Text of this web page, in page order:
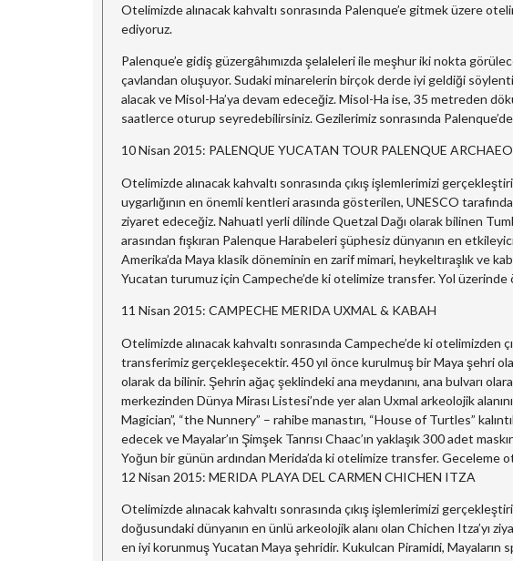
Otelimizde alınacak kahvaltı sonrasında Palenque’e gitmek üzere
ediyoruz.
Palenque’e gidiş güzergâhımızda şelaleleri ile meşhur iki nokta
çavlandan oluşuyor. Sudaki minarelerin birçok derde iyi geldiği
alacak ve Misol-Ha’ya devam edeceğiz. Misol-Ha ise, 35 metreden
saatlerce oturup seyredebilirsiniz. Gezilerimiz sonrasında
10 Nisan 2015: PALENQUE YUCATAN TOUR PALENQUE
Otelimizde alınacak kahvaltı sonrasında çıkış işlemlerimizi
uygarlığının en önemli kentleri arasında gösterilen, UNESCO
ziyaret edeceğiz. Nahuatl yerli dilinde Quetzal Dağı olarak bilinen
arasından fışkıran Palenque Harabeleri şüphesiz dünyanın en
Amerika’da Maya klasik döneminin en zarif mimari, heykeltıraşlık ve
Yucatan turumuz için Campeche’de ki otelimize transfer. Yol
11 Nisan 2015: CAMPECHE MERIDA UXMAL & KABAH
Otelimizde alınacak kahvaltı sonrasında Campeche’de ki otelimizden
transferimiz gerçekleşecektir. 450 yıl önce kurulmuş bir Maya şehri
olarak da bilinir. Şehrin ağaç şeklindeki ana meydanını, ana bulvarı
merkezinden Dünya Mirası Listesi’nde yer alan Uxmal arkeolojik
Magician”, “the Nunnery” – rahibe manastırı, “House of Turtles”
edecek ve Mayalar’ın Şimşek Tanrısı Chaac’ın yaklaşık 300 adet
Yoğun bir günün ardından Merida’da ki otelimize transfer. Geceleme
12 Nisan 2015: MERIDA PLAYA DEL CARMEN CHICHEN ITZA
Otelimizde alınacak kahvaltı sonrasında çıkış işlemlerimizi
doğusundaki dünyanın en ünlü arkeolojik alanı olan Chichen Itza’yı
en iyi korunmuş Yucatan Maya şehridir. Kukulcan Piramidi,